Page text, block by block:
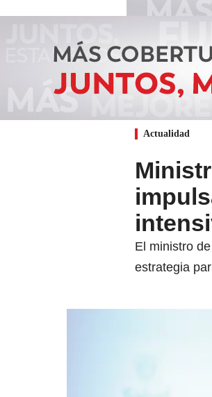
Actualidad
El ministro
estrategia